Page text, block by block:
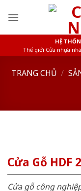
HỆ
Thế giới Cửa nhựa
TRANG CHỦ /
Cửa Gỗ HDF
Cửa gỗ công